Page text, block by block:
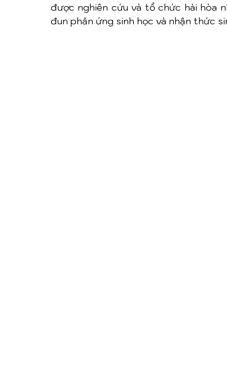
được nghiên cứu và tổ chức hài hòa
đun phản ứng sinh học và nhận thức